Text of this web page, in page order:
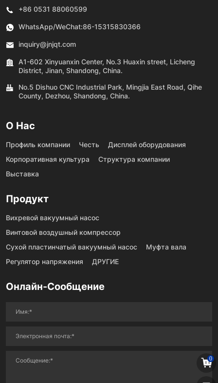
+86 0531 88060599
WhatsApp/WeChat:86-15315830366
inquiry@jnjqt.com
A1-602 Xinyuanxin Center, No.3 Huaxin street, Licheng
District, Jinan, Shandong, China.
No.5 Dishuo CNC Industrial Park, Mingjia East Road, Qihe
County, Dezhou, Shandong, China.
О Нас
Профиль компании Честь
Дисплей оборудования
Корпоративная культура
Структура компании
Выставка
Продукт
Вихревой вакуумный насос
Винтовой воздушный компрессор
Сухой пластинчатый вакуумный насос
Муфта вала
Регулятор напряжения
ДРУГИЕ
Онлайн-Сообщение
0